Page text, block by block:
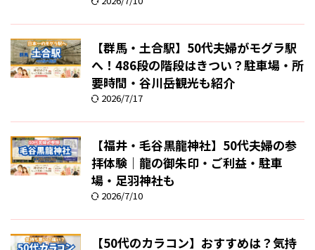
【群馬・土合駅】50代夫婦がモグラ駅
へ！486段の階段はきつい？駐車場・所
要時間・谷川岳観光も紹介
2026/7/17
【福井・毛谷黒龍神社】50代夫婦の参
拝体験｜龍の御朱印・ご利益・駐車
場・足羽神社も
2026/7/10
【50代のカラコン】おすすめは？気持